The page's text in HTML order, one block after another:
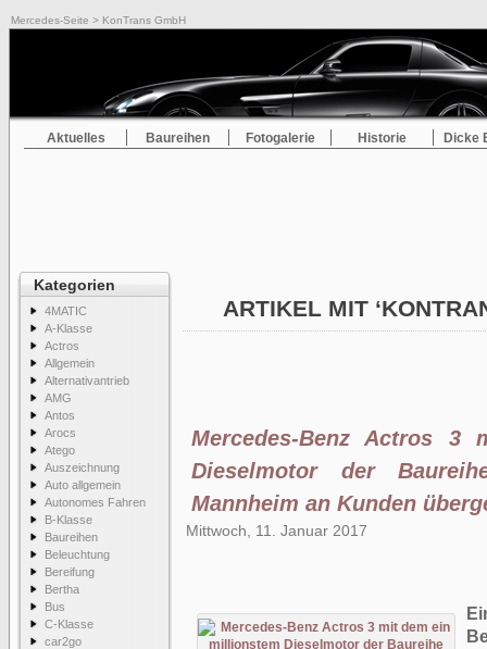
Mercedes-Seite > KonTrans GmbH
Aktuelles Baureihen Fotogalerie Historie Dicke
Kategorien
4MATIC
A-Klasse
Actros
Allgemein
Alternativantrieb
AMG
Antos
Arocs
Atego
Auszeichnung
Auto allgemein
Autonomes Fahren
B-Klasse
Baureihen
Beleuchtung
Bereifung
Bertha
Bus
C-Klasse
car2go
ARTIKEL MIT
Mercedes-Benz Actros
Dieselmotor der
Mannheim an Kunden
Mittwoch, 11. Januar 2017